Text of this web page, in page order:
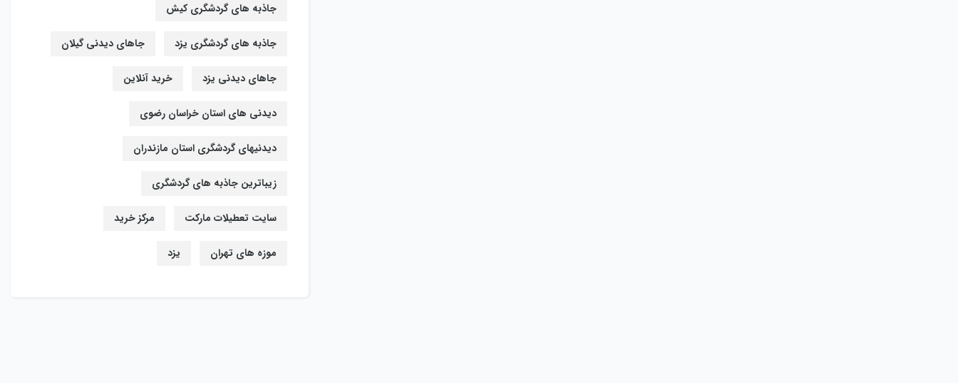
جاذبه های گردشگری کیش
جاذبه های گردشگری یزد جاهای دیدنی گیلان
جاهای دیدنی یزد خرید آنلاین
دیدنی های استان خراسان رضوی
دیدنیهای گردشگری استان مازندران
زیباترین جاذبه های گردشگری
سایت تعطیلات مارکت مرکز خرید
موزه های تهران یزد